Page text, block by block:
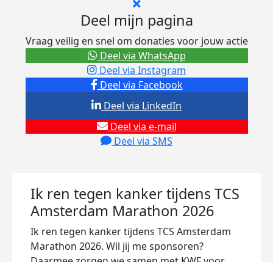
Deel mijn pagina
Vraag veilig en snel om donaties voor jouw actie
Deel via Facebook
Deel via Instagram
Deel via e-mail
Deel via SMS
Deel via LinkedIn
Deel via WhatsApp
Ik ren tegen kanker tijdens TCS
Amsterdam Marathon 2026
Ik ren tegen kanker tijdens TCS Amsterdam
Marathon 2026. Wil jij me sponsoren?